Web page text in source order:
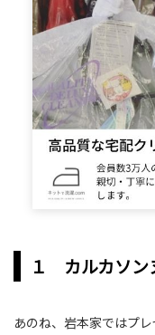
１ カルカソン
あのね、岩本家ではプ